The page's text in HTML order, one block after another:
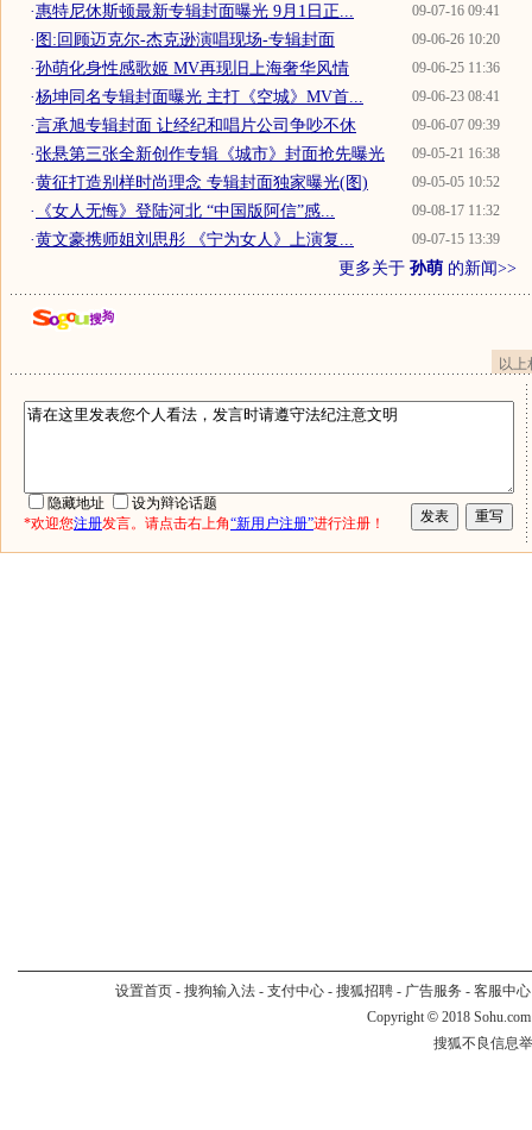
09-07-16 09:41
·惠特尼休斯顿最新专辑封面曝光 9月1日正...
09-06-26 10:20
·图:回顾迈克尔-杰克逊演唱现场-专辑封面
09-06-25 11:36
·孙萌化身性感歌姬 MV再现旧上海奢华风情
09-06-23 08:41
·杨坤同名专辑封面曝光 主打《空城》MV首...
09-06-07 09:39
·言承旭专辑封面 让经纪和唱片公司争吵不休
09-05-21 16:38
·张悬第三张全新创作专辑《城市》封面抢先曝光
09-05-05 10:52
·黄征打造别样时尚理念 专辑封面独家曝光(图)
09-08-17 11:32
· 《女人无悔》登陆河北 “中国版阿信”感...
09-07-15 13:39
·黄文豪携师姐刘思彤 《宁为女人》上演复...
更多关于 孙萌 的新闻>>
以
隐藏地址
设为辩论话题
*欢迎您注册发言。请点击右上角“新用户注册”进行注册！
设置首页- 搜狗输入法- 支付中心- 搜狐招聘- 广告服务 - 客服中心
Copyright © 2018
搜狐不良信息